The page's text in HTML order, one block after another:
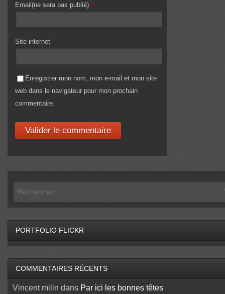
Email(ne sera pas publié) *
Site internet
Enregistrer mon nom, mon e-mail et mon site
web dans le navigateur pour mon prochain
commentaire.
PORTFOLIO FLICKR
COMMENTAIRES RÉCENTS
Vincent milin dans Par ici les bonnes têtes